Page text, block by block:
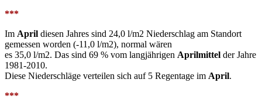
***
Im April diesen Jahres sind 24,0 l/m2 Niederschlag am Standort
gemessen worden (-11,0 l/m2), normal wären
es 35,0 l/m2. Das sind 69 % vom langjährigen Aprilmittel der Jahre
1981-2010.
Diese Niederschläge verteilen sich auf 5 Regentage im April.
***